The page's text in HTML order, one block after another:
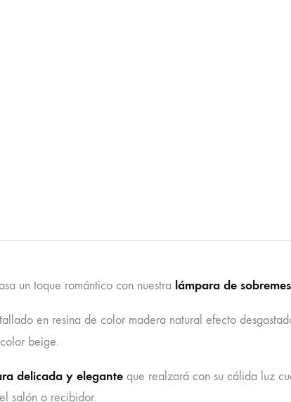
un toque romántico con nuestra lámpara de
en resina de color madera natural efecto
beige.
delicada y elegante que realzará con su cálida luz
salón o recibidor.